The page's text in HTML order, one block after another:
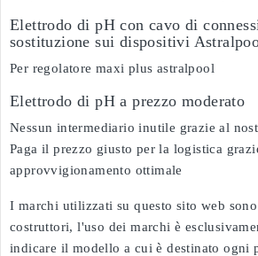
Elettrodo di pH con cavo di
sostituzione sui dispositivi
Per regolatore maxi plus astralpool
Elettrodo di pH a prezzo moderato
Nessun intermediario inutile grazie al
Paga il prezzo giusto per la logistica
approvvigionamento ottimale
I marchi utilizzati su questo sito web
costruttori, l'uso dei marchi è
indicare il modello a cui è destinato ogni